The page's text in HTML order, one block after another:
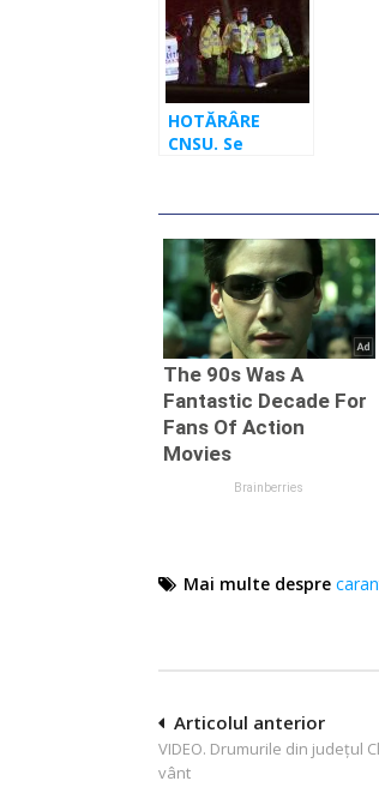
HOTĂRÂRE
CNSU. Se
noaptea,
magazinele se
închid la 21
Mai multe despre
Navigare
în
Articolul anterior
VIDEO. Drumurile din județul
vânt